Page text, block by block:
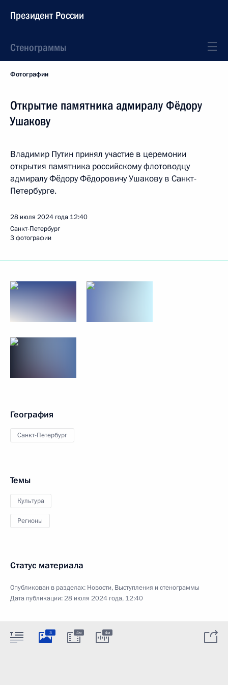
Президент России
Стенограммы
Фотографии
Открытие памятника адмиралу Фёдору
Ушакову
Владимир Путин принял участие в церемонии
открытия памятника российскому флотоводцу
адмиралу Фёдору Фёдоровичу Ушакову в Санкт-
Петербурге.
28 июля 2024 года 12:40
Санкт-Петербург
3 фотографии
География
Санкт-Петербург
Темы
Культура
Регионы
Статус материала
Опубликован в разделах: Новости, Выступления и стенограммы
Дата публикации:28 июля 2024 года, 12:40
3 4м 4м